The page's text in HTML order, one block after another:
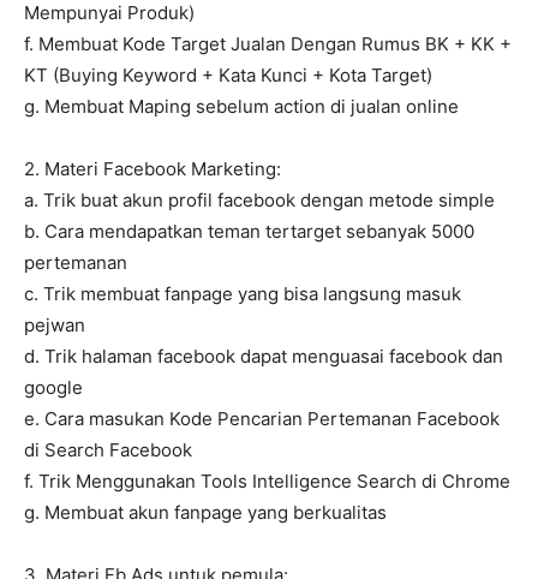
Mempunyai Produk)
f. Membuat Kode Target Jualan Dengan Rumus BK + KK +
KT (Buying Keyword + Kata Kunci + Kota Target)
g. Membuat Maping sebelum action di jualan online
2. Materi Facebook Marketing:
a. Trik buat akun profil facebook dengan metode simple
b. Cara mendapatkan teman tertarget sebanyak 5000
pertemanan
c. Trik membuat fanpage yang bisa langsung masuk
pejwan
d. Trik halaman facebook dapat menguasai facebook dan
google
e. Cara masukan Kode Pencarian Pertemanan Facebook
di Search Facebook
f. Trik Menggunakan Tools Intelligence Search di Chrome
g. Membuat akun fanpage yang berkualitas